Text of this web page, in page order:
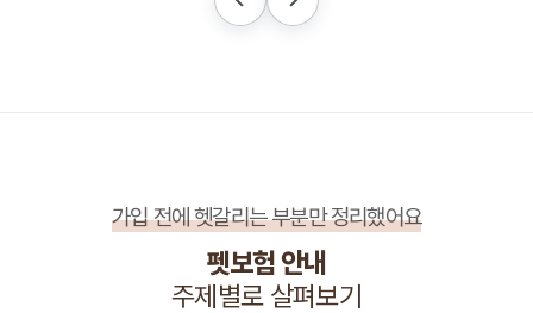
가입 전에 헷갈리는 부분만 정리했어요
펫보험 안내
주제별로 살펴보기